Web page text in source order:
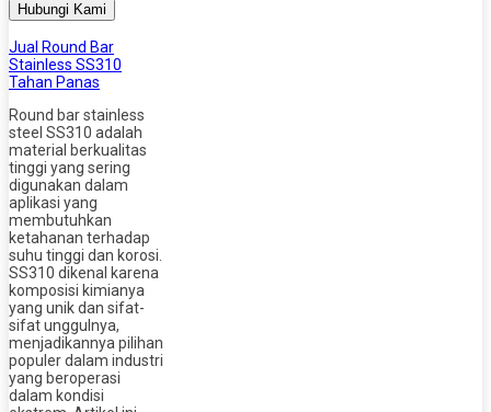
Hubungi Kami
Jual Round Bar
Stainless SS310
Tahan Panas
Round bar stainless
steel SS310 adalah
material berkualitas
tinggi yang sering
digunakan dalam
aplikasi yang
membutuhkan
ketahanan terhadap
suhu tinggi dan korosi.
SS310 dikenal karena
komposisi kimianya
yang unik dan sifat-
sifat unggulnya,
menjadikannya pilihan
populer dalam industri
yang beroperasi
dalam kondisi